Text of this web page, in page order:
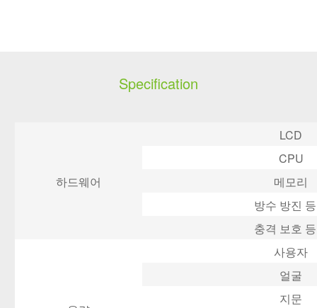
Specification
하드웨어
LCD
CPU
메모리
방수 방진
충격 보호
사용자
얼굴
지문